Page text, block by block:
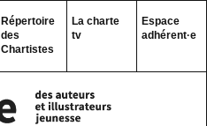
Répertoire
des
Chartistes
La charte
tv
Espace
adhérent·e